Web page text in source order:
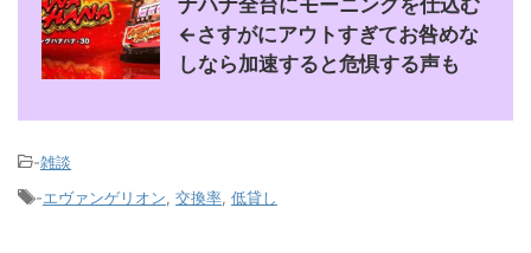
←さすがにアウトすぎてお咎めな
しなら加速すると危惧する声も
-雑談
-エヴァンゲリオン 交換率 低貸し